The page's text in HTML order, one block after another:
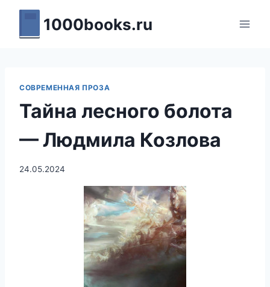
Перейти
содержимому
1000books.ru
СОВРЕМЕННАЯ ПРОЗА
Тайна лесного болота
— Людмила Козлова
24.05.2024